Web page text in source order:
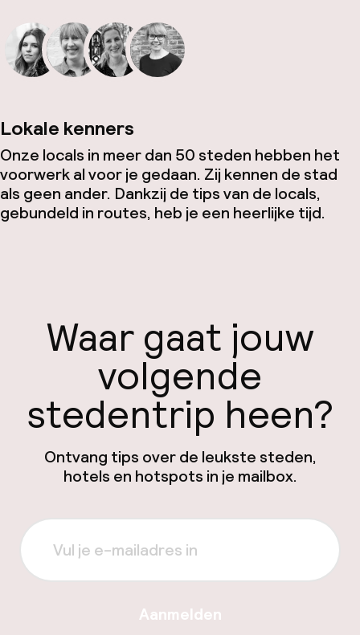
Lokale kenners
Onze locals in meer dan 50 steden hebben het
voorwerk al voor je gedaan. Zij kennen de stad
als geen ander. Dankzij de tips van de locals,
gebundeld in routes, heb je een heerlijke tijd.
Waar gaat jouw
volgende
stedentrip heen?
Ontvang tips over de leukste steden,
hotels en hotspots in je mailbox.
Aanmelden